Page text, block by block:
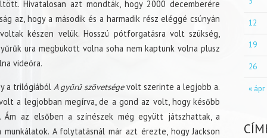
Hivatalosan azt mondták, hogy 2000 decemberére
az, hogy a második és a harmadik rész eléggé csúnyán
készen velük. Hosszú pótforgatásra volt szükség,
ura megbukott volna soha nem kaptunk volna plusz
videóra.
a trilógiábólA gyűrű szövetségevolt szerinte a legjobb a.
a legjobban megírva, de a gond az volt, hogy később
Ám az elsőben a színészek még együtt játszhattak, a
A folytatásnál már azt érezte, hogy Jackson
« ápr
12
19
26